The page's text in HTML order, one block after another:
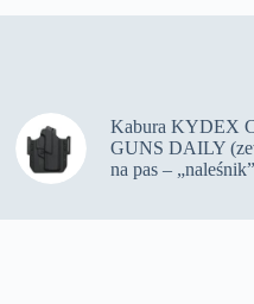
Kabura KYDEX
GUNS DAILY
na pas –